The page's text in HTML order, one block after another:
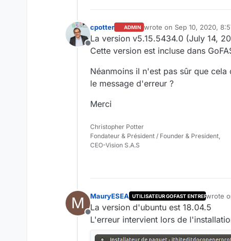
Offline
cpotter ADMIN wrote on Sep 10, 2020,
last edited by
La version v5.15.5434.0 (July 14,
Cette version est incluse dans
Néanmoins il n'est pas sûr que
le message d'erreur ?
Merci
Christopher Potter
Fondateur & Président / Founder & President,
CEO-Vision S.A.S
M
Offline
MauryESEA UTILISATEUR GOFAST ENTREPRISE
wrote
last
La version d'ubuntu est 18.04.5
L'erreur intervient lors de